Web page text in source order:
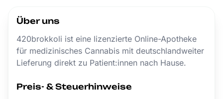
Über uns
420brokkoli ist eine lizenzierte Online-Apotheke
für medizinisches Cannabis mit deutschlandweiter
Lieferung direkt zu Patient:innen nach Hause.
Preis- & Steuerhinweise